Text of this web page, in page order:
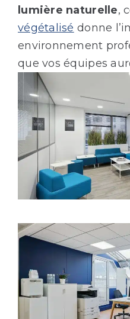
lumière naturelle,
végétalisé donne
environnement
que vos équipes